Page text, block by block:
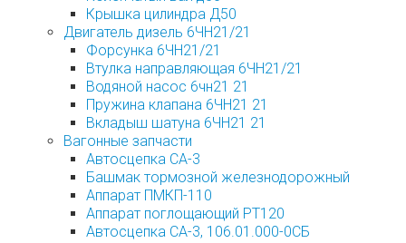
Крышка цилиндра Д50
Двигатель дизель 6ЧН21/21
Форсунка 6ЧН21/21
Втулка направляющая 6ЧН21/21
Водяной насос 6чн21 21
Пружина клапана 6ЧН21 21
Вкладыш шатуна 6ЧН21 21
Вагонные запчасти
Автосцепка СА-3
Башмак тормозной железнодорожный
Аппарат ПМКП-110
Аппарат поглощающий РТ120
Автосцепка СА-3, 106.01.000-0СБ